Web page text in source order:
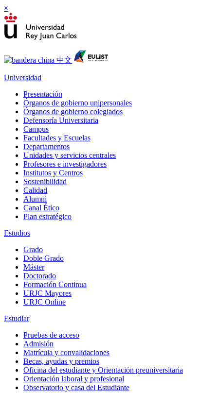
×
Universidad
Presentación
Órganos de gobierno unipersonales
Órganos de gobierno colegiados
Defensoría Universitaria
Campus
Facultades y Escuelas
Departamentos
Unidades y servicios centrales
Profesores e investigadores
Institutos y Centros
Sostenibilidad
Calidad
Alumni
Canal Ético
Plan estratégico
Estudios
Grado
Doble Grado
Máster
Doctorado
Formación Continua
URJC Mayores
URJC Online
Estudiar
Pruebas de acceso
Admisión
Matrícula y convalidaciones
Becas, ayudas y premios
Oficina del estudiante y Orientación preuniversitaria
Orientación laboral y profesional
Observatorio y casa del Estudiante